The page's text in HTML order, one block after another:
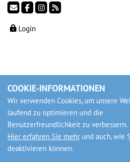
Login
COOKIE-INFORMATIONEN
Wir verwenden Cookies, um unsere
laufend zu optimieren und die
Benutzerfreundlichkeit zu verbessern.
Hier erfahren Sie mehr und auch, wie
deaktivieren können.